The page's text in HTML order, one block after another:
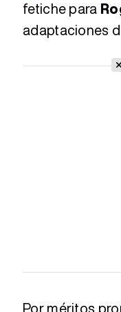
fetiche para
adaptaciones